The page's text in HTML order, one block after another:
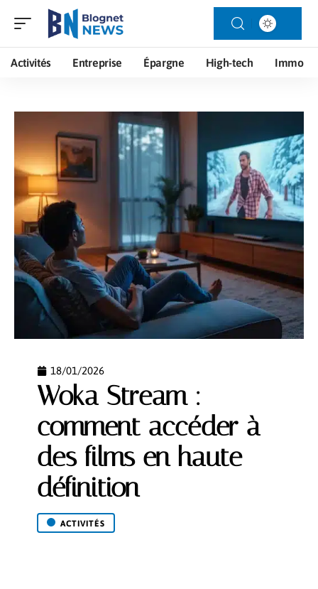
Activités Entreprise Épargne High-tech Immo
18/01/2026
Woka Stream :
comment accéder à
des films en haute
définition
ACTIVITÉS